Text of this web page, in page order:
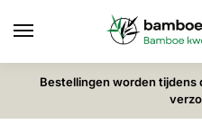
Bestellingen worden tijdens